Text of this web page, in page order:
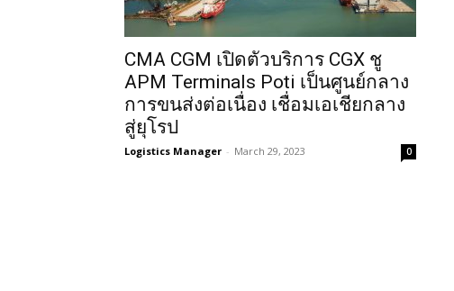
CMA CGM เปิดตัวบริการ CGX ชู
APM Terminals Poti เป็นศูนย์กลาง
การขนส่งต่อเนื่อง เชื่อมเอเชียกลาง
สู่ยุโรป
Logistics Manager - March 29, 2023 0